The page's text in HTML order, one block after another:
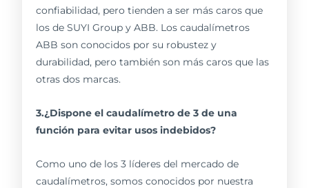
confiabilidad, pero tienden a ser más caros que
los de SUYI Group y ABB. Los caudalímetros
ABB son conocidos por su robustez y
durabilidad, pero también son más caros que las
otras dos marcas.
3.¿Dispone el caudalímetro de 3 de una
función para evitar usos indebidos?
Como uno de los 3 líderes del mercado de
caudalímetros, somos conocidos por nuestra